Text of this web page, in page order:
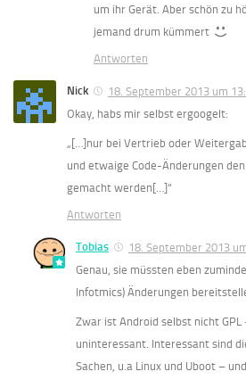
um ihr Gerät. Aber schön zu
jemand drum kümmert
Antworten
Nick
18. September 2013 um
Okay, habs mir selbst ergoogelt:
„[…]nur bei Vertrieb oder
und etwaige Code-Änderungen
gemacht werden[…]“
Antworten
Tobias
18. September 2013
Genau, sie müssten eben
Infotmics) Änderungen
Zwar ist Android selbst nicht
uninteressant. Interessant sind
Sachen, u.a Linux und Uboot –